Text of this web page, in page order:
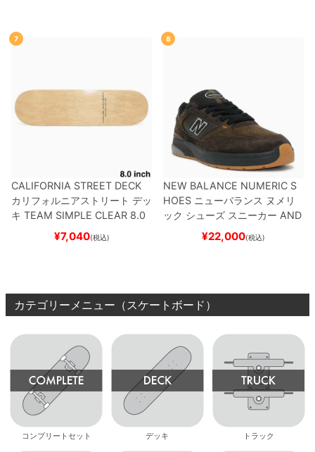
7
CALIFORNIA STREET DECK
カリフォルニアストリート デッ
キ TEAM SIMPLE CLEAR 8.0
ブランク（DSM）
ード スケボー
¥7,040(税込)
8
NEW BALANCE NUMERIC S
HOES ニューバランス ヌメリ
ック シューズ スニーカー AND
REW REYNOLDS 933
BROWN/BLACKスケート
¥22,000(税込)
カテゴリーメニュー（スケートボード）
コンプリートセット デッキ トラック